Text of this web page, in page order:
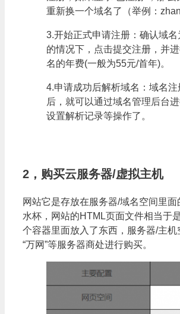
重新换一个域名了（举例：
3.开始正式申请注册：确认域
的情况下，点击提交注册，并
名的年费(一般为55元/首年)。
4.申请成功后解析域名：域名注
后，就可以通过域名管理后台进
设置解析记录等操作了。
2，购买云服务器/虚拟主机
网站它是存放在服务器/域名空间里
水杯，网站的HTML页面文件相当于
个容器里面放入了东西，服务器/主机
“万网”等服务器商处进行购买。